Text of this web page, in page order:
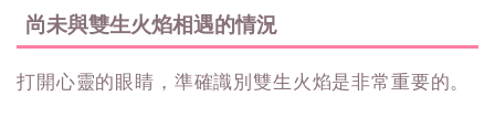
尚未與雙生火焰相遇的情況
打開心靈的眼睛，準確識別雙生火焰是非常重要的。